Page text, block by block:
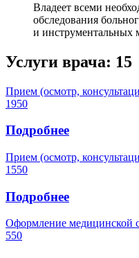
Владеет всеми
обследования
и инструментальных
Услуги врача: 15
Прием (осмотр,
1950
Подробнее
Прием (осмотр,
1550
Подробнее
Оформление медицинской
550